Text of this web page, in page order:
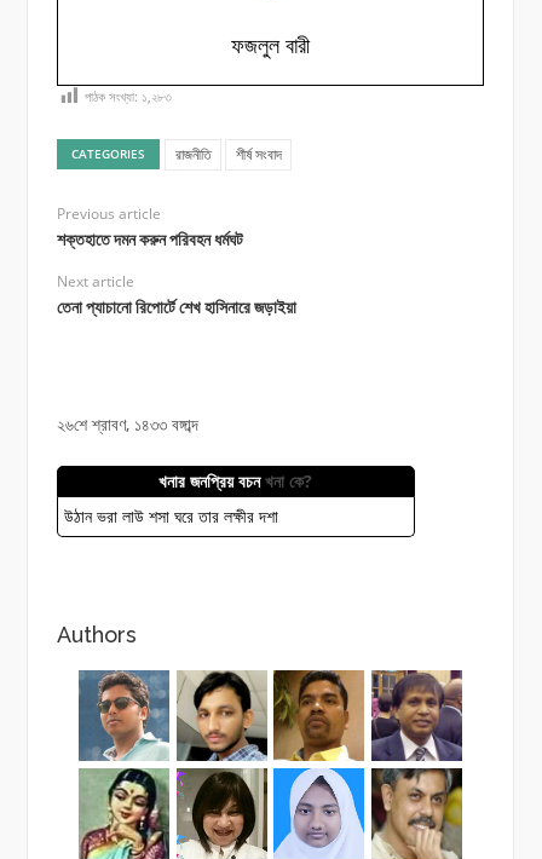
ফজলুল বারী
পাঠক সংখ্যা: ১,২৮৩
CATEGORIES রাজনীতি শীর্ষ সংবাদ
Previous article
শক্তহাতে দমন করুন পরিবহন ধর্মঘট
Next article
তেনা প্যাচানো রিপোর্টে শেখ হাসিনারে জড়াইয়া
২৬শে শ্রাবণ, ১৪৩৩ বঙ্গাব্দ
খনার জনপ্রিয় বচনখনা কে?
উঠান ভরা লাউ শসা ঘরে তার লক্ষীর দশা
Authors